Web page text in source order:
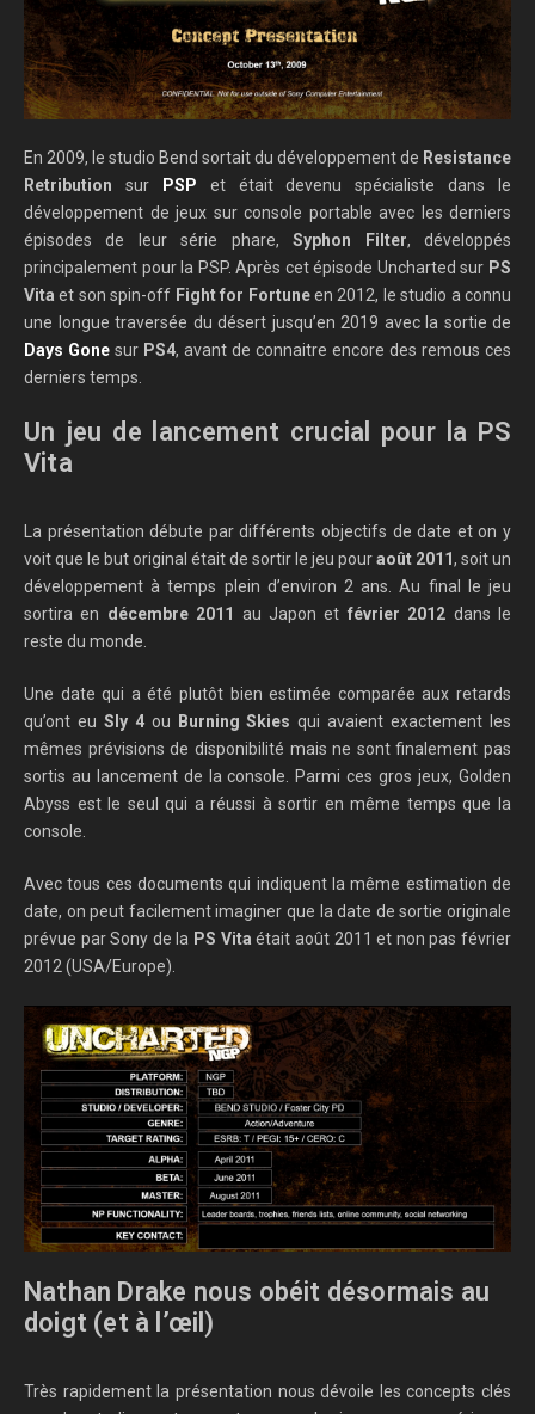
En 2009, le studio Bend sortait du développement de Resistance
Retribution sur PSP et était devenu spécialiste dans le
développement de jeux sur console portable avec les derniers
épisodes de leur série phare,Syphon Filter, développés
principalement pour la PSP. Après cet épisode Uncharted sur PS
Vita et son spin-off Fight for Fortuneen 2012, le studio a connu
une longue traversée du désert jusqu’en 2019 avec la sortie de
Days Gone sur PS4, avant de connaitre encore des remous ces
derniers temps.
Un jeu de lancement crucial pour la PS
Vita
La présentation débute par différents objectifs de date et on y
voit que le but original était de sortir le jeu pouraoût 2011, soit un
développement à temps plein d’environ 2 ans. Au final le jeu
sortira en décembre 2011 au Japon et février 2012 dans le
reste du monde.
Une date qui a été plutôt bien estimée comparée aux retards
qu’ont eu Sly 4ou Burning Skies qui avaient exactement les
mêmes prévisions de disponibilité mais ne sont finalement pas
sortis au lancement de la console. Parmi ces gros jeux, Golden
Abyss est le seul qui a réussi à sortir en même temps que la
console.
Avec tous ces documents qui indiquent la même estimation de
date, on peut facilement imaginer que la date de sortie originale
prévue par Sony de la PS Vita était août 2011 et non pas février
2012 (USA/Europe).
Nathan Drake nous obéit désormais au
doigt (et à l’œil)
Très rapidement la présentation nous dévoile les concepts clés